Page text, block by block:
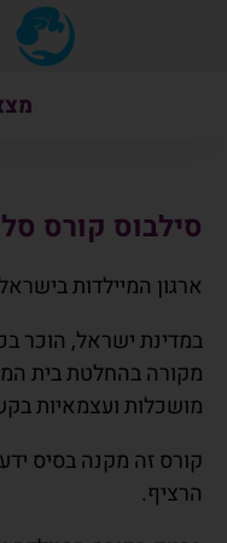
מַעֲרֶכֶת
בִּקְלִיק"
לִנְגִישׁוּת
הָאֲתָר.
לְחַץ
F11
לְהַתְאָמַת
סילבוס קורס סל
ארגון המיילדות
במדינת ישראל, הוכר
מקורה בהחלטת בית
מושכלות ועצמאיות
קורס זה מקנה בסיס
הרציף.